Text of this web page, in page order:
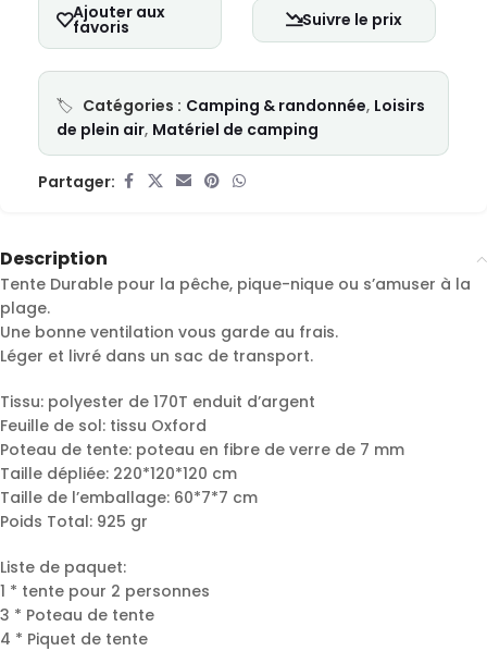
Ajouter aux
favoris Suivre le prix
Catégories : Camping & randonnée, Loisirs
de plein air, Matériel de camping
Partager:
Description
Tente Durable pour la pêche, pique-nique ou s’amuser à la
plage.
Une bonne ventilation vous garde au frais.
Léger et livré dans un sac de transport.
Tissu: polyester de 170T enduit d’argent
Feuille de sol: tissu Oxford
Poteau de tente: poteau en fibre de verre de 7 mm
Taille dépliée: 220*120*120 cm
Taille de l’emballage: 60*7*7 cm
Poids Total: 925 gr
Liste de paquet:
1 * tente pour 2 personnes
3 * Poteau de tente
4 * Piquet de tente